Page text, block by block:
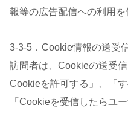
報等の広告配信への利用を
3-3-5．Cookie情報の送受
訪問者は、Cookieの送受
Cookieを許可する」、「
「Cookieを受信したらユ